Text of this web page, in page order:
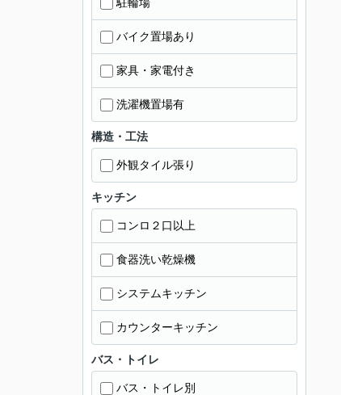
バイク置場あり
家具・家電付き
洗濯機置場有
構造・工法
外観タイル張り
キッチン
コンロ２口以上
食器洗い乾燥機
システムキッチン
カウンターキッチン
バス・トイレ
バス・トイレ別